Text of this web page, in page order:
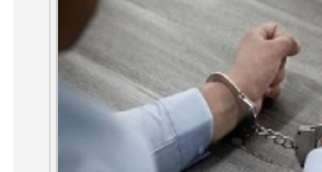
پزشکی قانونی را نماید و بعد از دریافت
را همر...